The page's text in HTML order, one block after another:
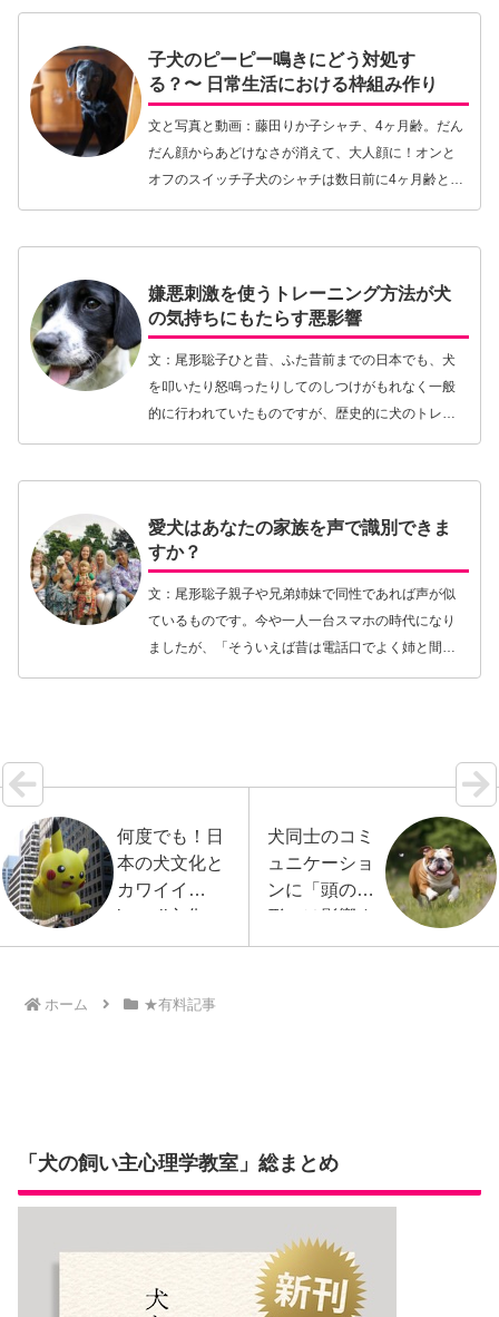
子犬のピーピー鳴きにどう対処す
る？〜 日常生活における枠組み作り
文と写真と動画：藤田りか子シャチ、4ヶ月齢。だん
だん顔からあどけなさが消えて、大人顔に！オンと
オフのスイッチ子犬のシャチは数日前に4ヶ月齢とな
った。そうか、まだこの世に4ヶ月そこらしか存在し
嫌悪刺激を使うトレーニング方法が犬
の気持ちにもたらす悪影響
文：尾形聡子ひと昔、ふた昔前までの日本でも、犬
を叩いたり怒鳴ったりしてのしつけがもれなく一般
的に行われていたものですが、歴史的に犬のトレー
ニングのはじまりは体罰を使って厳しく犬の行動を
愛犬はあなたの家族を声で識別できま
すか？
文：尾形聡子親子や兄弟姉妹で同性であれば声が似
ているものです。今や一人一台スマホの時代になり
ましたが、「そういえば昔は電話口でよく姉と間違
何度でも！日
本の犬文化と
カワイイ
kawaii文化の
関係について
犬同士のコミ
ュニケーショ
ンに「頭の
形」は影響す
る？
ホーム ★有料記事
「犬の飼い主心理学教室」総まとめ